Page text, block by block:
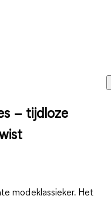
– tijdloze
modeklassieker. Het